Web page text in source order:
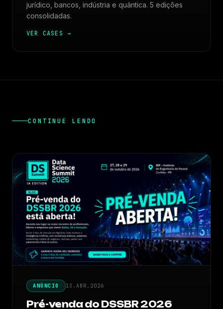
jurídico, bancos, indústria e quântica. 5 edições
consolidadas.
VER CASES →
CONTINUE LENDO
ANÚNCIO 13.ABR.2026
Pré-venda do DSSBR 2026